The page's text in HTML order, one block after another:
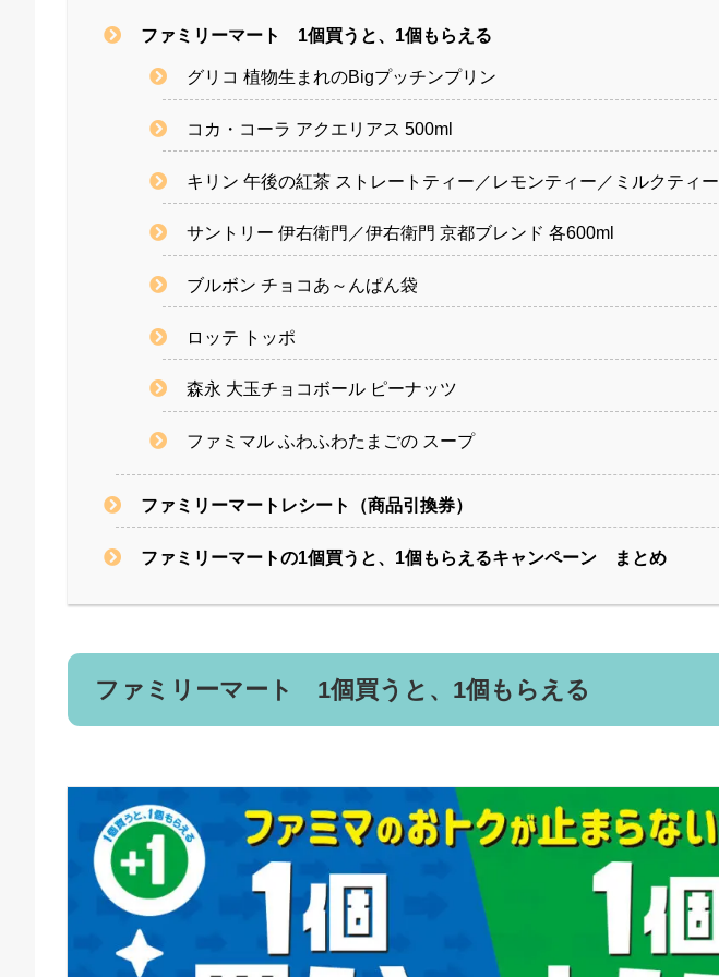
ファミリーマート 1個買うと、1個もらえる
グリコ 植物生まれのBigプッチンプリン
コカ・コーラ アクエリアス 500ml
キリン 午後の紅茶 ストレートティー／レモンティー／ミルクティー
サントリー 伊右衛門／伊右衛門 京都ブレンド 各600ml
ブルボン チョコあ～んぱん袋
ロッテ トッポ
森永 大玉チョコボール ピーナッツ
ファミマル ふわふわたまごの スープ
ファミリーマートレシート（商品引換券）
ファミリーマートの1個買うと、1個もらえるキャンペーン まとめ
ファミリーマート 1個買うと、1個もらえる